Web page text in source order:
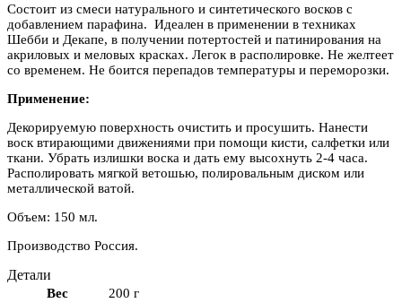
Состоит из смеси натурального и синтетического восков с
добавлением парафина. Идеален в применении в техниках
Шебби и Декапе, в получении потертостей и патинирования на
акриловых и меловых красках. Легок в располировке. Не желтеет
со временем. Не боится перепадов температуры и переморозки.
Применение:
Декорируемую поверхность очистить и просушить. Нанести
воск втирающими движениями при помощи кисти, салфетки или
ткани. Убрать излишки воска и дать ему высохнуть 2-4 часа.
Располировать мягкой ветошью, полировальным диском или
металлической ватой.
Объем: 150 мл.
Производство Россия.
Детали
Вес
200 г